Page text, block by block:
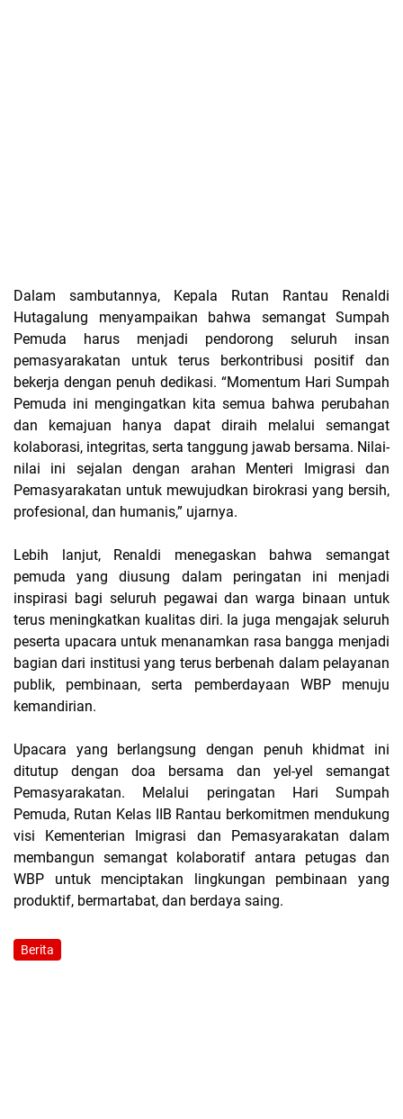
Dalam sambutannya, Kepala Rutan Rantau Renaldi
Hutagalung menyampaikan bahwa semangat Sumpah
Pemuda harus menjadi pendorong seluruh insan
pemasyarakatan untuk terus berkontribusi positif dan
bekerja dengan penuh dedikasi. “Momentum Hari Sumpah
Pemuda ini mengingatkan kita semua bahwa perubahan
dan kemajuan hanya dapat diraih melalui semangat
kolaborasi, integritas, serta tanggung jawab bersama. Nilai-
nilai ini sejalan dengan arahan Menteri Imigrasi dan
Pemasyarakatan untuk mewujudkan birokrasi yang bersih,
profesional, dan humanis,” ujarnya.
Lebih lanjut, Renaldi menegaskan bahwa semangat
pemuda yang diusung dalam peringatan ini menjadi
inspirasi bagi seluruh pegawai dan warga binaan untuk
terus meningkatkan kualitas diri. Ia juga mengajak seluruh
peserta upacara untuk menanamkan rasa bangga menjadi
bagian dari institusi yang terus berbenah dalam pelayanan
publik, pembinaan, serta pemberdayaan WBP menuju
kemandirian.
Upacara yang berlangsung dengan penuh khidmat ini
ditutup dengan doa bersama dan yel-yel semangat
Pemasyarakatan. Melalui peringatan Hari Sumpah
Pemuda, Rutan Kelas IIB Rantau berkomitmen mendukung
visi Kementerian Imigrasi dan Pemasyarakatan dalam
membangun semangat kolaboratif antara petugas dan
WBP untuk menciptakan lingkungan pembinaan yang
produktif, bermartabat, dan berdaya saing.
Berita